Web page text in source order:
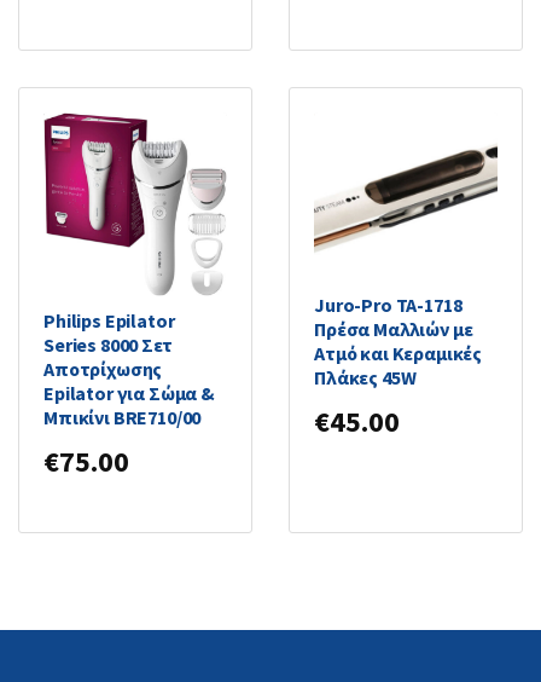
Philips Epilator
Series 8000 Σετ
Αποτρίχωσης
Epilator για Σώμα &
Μπικίνι BRE710/00
€75.00
Juro-Pro TA-1718
Πρέσα Μαλλιών με
Ατμό και Κεραμικές
Πλάκες 45W
€45.00